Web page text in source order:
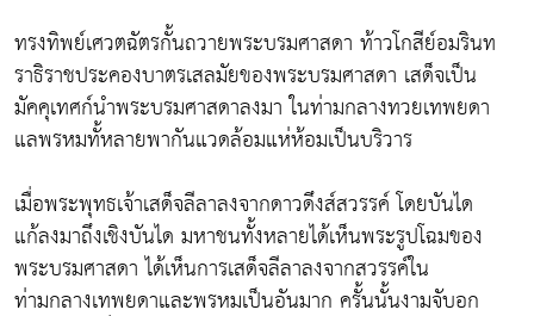
ทรงทิพย์เศวตฉัตรกั้นถวายพระบรมศาสดา ท้าวโกสีย์อมรินท
ราธิราชประคองบาตรเสลมัยของพระบรมศาสดา เสด็จเป็น
มัคคุเทศก์นำพระบรมศาสดาลงมา ในท่ามกลางทวยเทพยดา
แลพรหมทั้หลายพากันแวดล้อมแห่ห้อมเป็นบริวาร
เมื่อพระพุทธเจ้าเสด็จลีลาลงจากดาวดึงส์สวรรค์ โดยบันได
แก้ลงมาถึงเชิงบันได มหาชนทั้งหลายได้เห็นพระรูปโฉมของ
พระบรมศาสดา ได้เห็นการเสด็จลีลาลงจากสวรรค์ใน
ท่ามกลางเทพยดาและพรหมเป็นอันมาก ครั้นนั้นงามจับอก